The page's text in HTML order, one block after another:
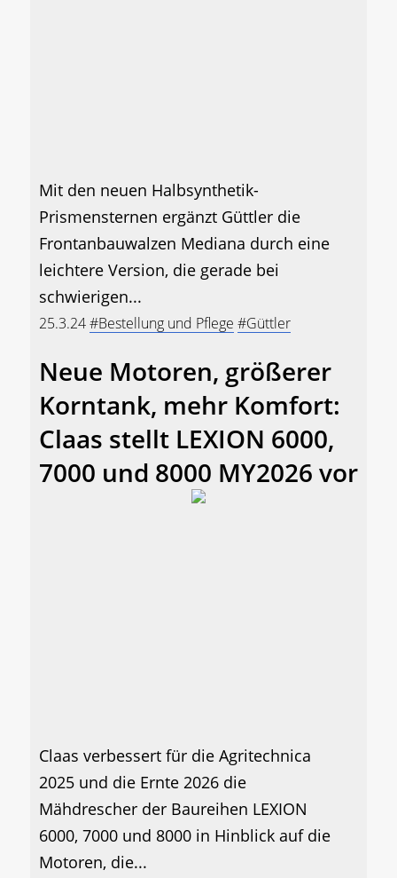
Mit den neuen Halbsynthetik-
Prismensternen ergänzt Güttler die
Frontanbauwalzen Mediana durch eine
leichtere Version, die gerade bei
schwierigen...
25.3.24#Bestellung und Pflege #Güttler
Neue Motoren, größerer
Korntank, mehr Komfort:
Claas stellt LEXION 6000,
7000 und 8000 MY2026 vor
Claas verbessert für die Agritechnica
2025 und die Ernte 2026 die
Mähdrescher der Baureihen LEXION
6000, 7000 und 8000 in Hinblick auf die
Motoren, die...